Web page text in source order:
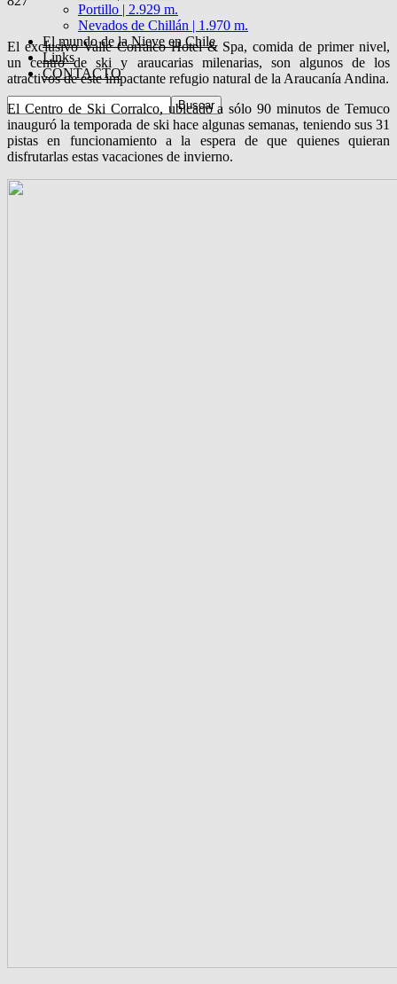
Portillo | 2.929 m.
Nevados de Chillán | 1.970 m.
El mundo de la Nieve en Chile
Links
CONTACTO
El exclusivo Valle Corralco Hotel & Spa, comida de primer nivel,
un centro de ski y araucarias milenarias, son algunos de los
atractivos de este impactante refugio natural de la Araucanía Andina.
El Centro de Ski Corralco, ubicado a sólo 90 minutos de Temuco
inauguró la temporada de ski hace algunas semanas, teniendo sus 31
pistas en funcionamiento a la espera de que quienes quieran
disfrutarlas estas vacaciones de invierno.